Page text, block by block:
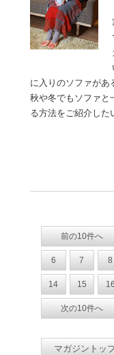
に入りのソファがあ
秋や冬でもソファと
る方法をご紹介し
前の10件へ
6 7 8
14 15 16
次の10件へ
マガジントッ